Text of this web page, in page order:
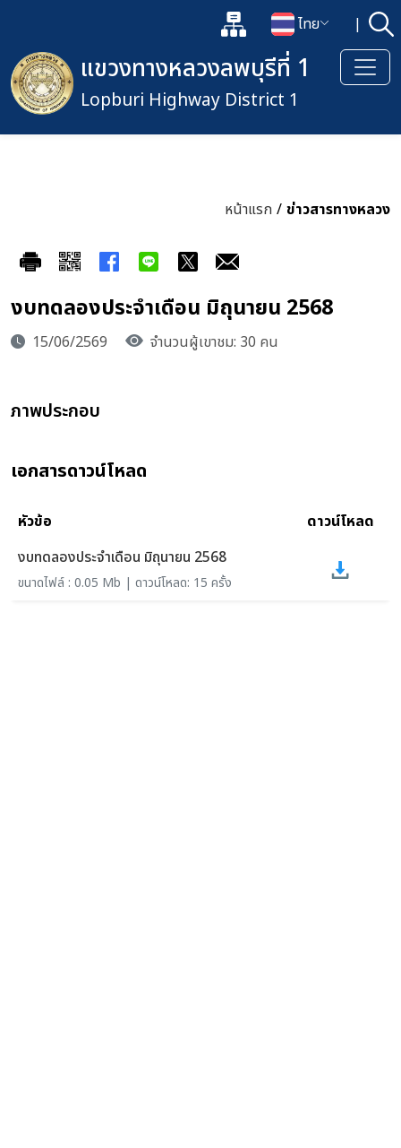
แผนผังเว็บไซต์
เปลี่ยนภาษา
ไทย | ค้
เปิดกล่องค้นหาข้อมูลหลักของเ
แขวงทางหลวงลพบุรีที่ 1
Lopburi Highway District 1
หน้าแรก / ข่าวสารทางหลวง
งบทดลองประจำเดือน มิถุนายน 2568
15/06/2569 จำนวนผู้เขาชม: 30 คน
ภาพประกอบ
เอกสารดาวน์โหลด
หัวข้อ
ดาวน์โหลด
งบทดลองประจำเดือน มิถุนายน 2568
ขนาดไฟล์ : 0.05 Mb | ดาวน์โหลด: 15 ครั้ง